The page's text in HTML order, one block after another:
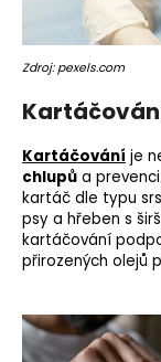
Zdroj: pexels.com
Kartáčování je
chlupů a
kartáč dle typu
psy a hřeben s
kartáčování
přirozených olejů
e
m
e